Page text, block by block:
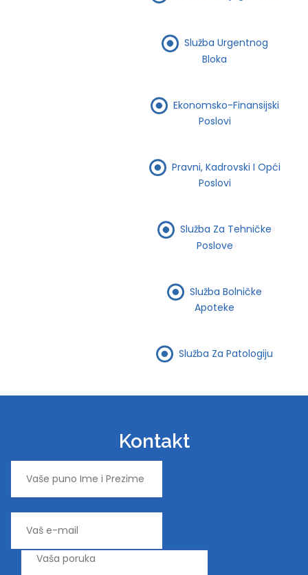
Služba Urgentnog
Bloka
Ekonomsko-Finansijski
Poslovi
Pravni, Kadrovski I Opći
Poslovi
Služba Za Tehničke
Poslove
Služba Bolničke
Apoteke
Služba Za Patologiju
Kontakt